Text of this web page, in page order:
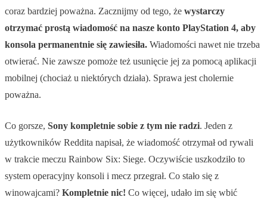
coraz bardziej poważna. Zacznijmy od tego, że wystarczy
otrzymać prostą wiadomość na nasze konto PlayStation 4, aby
konsola permanentnie się zawiesiła. Wiadomości nawet nie trzeba
otwierać. Nie zawsze pomoże też usunięcie jej za pomocą aplikacji
mobilnej (chociaż u niektórych działa). Sprawa jest cholernie
poważna.
Co gorsze, Sony kompletnie sobie z tym nie radzi. Jeden z
użytkowników Reddita napisał, że wiadomość otrzymał od rywali
w trakcie meczu Rainbow Six: Siege. Oczywiście uszkodziło to
system operacyjny konsoli i mecz przegrał. Co stało się z
winowajcami? Kompletnie nic! Co więcej, udało im się wbić